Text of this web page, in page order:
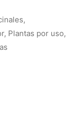
,
, Plantas por uso,